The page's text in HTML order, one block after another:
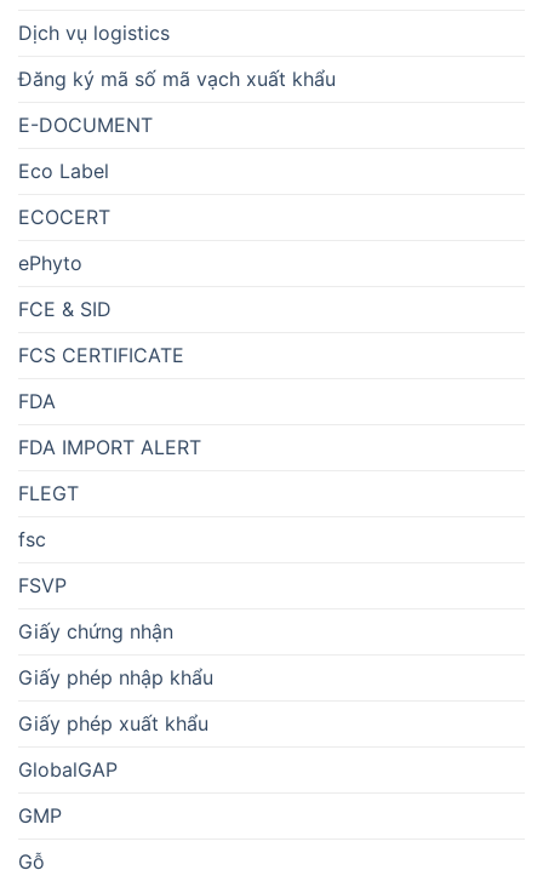
Dịch vụ logistics
Đăng ký mã số mã vạch xuất khẩu
E-DOCUMENT
Eco Label
ECOCERT
ePhyto
FCE & SID
FCS CERTIFICATE
FDA
FDA IMPORT ALERT
FLEGT
fsc
FSVP
Giấy chứng nhận
Giấy phép nhập khẩu
Giấy phép xuất khẩu
GlobalGAP
GMP
Gỗ